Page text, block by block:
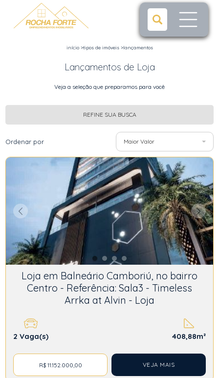
início>tipos de imóveis>lançamentos
Lançamentos de Loja
Veja a seleção que preparamos para você
REFINE SUA BUSCA
Ordenar por Maior Valor
Loja em Balneário Camboriú, no bairro
Centro - Referência: Sala3 - Timeless
Arrka at Alvin - Loja
2 Vaga(s) 408,88m²
R$ 11.152.000,00 VEJA MAIS